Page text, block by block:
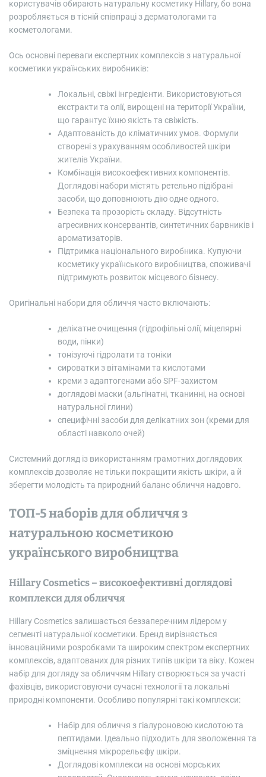
користувачів обирають натуральну косметику Hillary, бо вона
розробляється в тісній співпраці з дерматологами та
косметологами.
Ось основні переваги експертних комплексів з натуральної
косметики українських виробників:
Локальні, свіжі інгредієнти. Використовуються
екстракти та олії, вирощені на території України,
що гарантує їхню якість та свіжість.
Адаптованість до кліматичних умов. Формули
створені з урахуванням особливостей шкіри
жителів України.
Комбінація високоефективних компонентів.
Доглядові набори містять ретельно підібрані
засоби, що доповнюють дію одне одного.
Безпека та прозорість складу. Відсутність
агресивних консервантів, синтетичних барвників і
ароматизаторів.
Підтримка національного виробника. Купуючи
косметику українського виробництва, споживачі
підтримують розвиток місцевого бізнесу.
Оригінальні набори для обличчя часто включають:
делікатне очищення (гідрофільні олії, міцелярні
води, пінки)
тонізуючі гідролати та тоніки
сироватки з вітамінами та кислотами
креми з адаптогенами або SPF-захистом
доглядові маски (альгінатні, тканинні, на основі
натуральної глини)
специфічні засоби для делікатних зон (креми для
області навколо очей)
Системний догляд із використанням грамотних доглядових
комплексів дозволяє не тільки покращити якість шкіри, а й
зберегти молодість та природний баланс обличчя надовго.
ТОП-5 наборів для обличчя з
натуральною косметикою
українського виробництва
Hillary Cosmetics – високоефективні доглядові
комплекси для обличчя
Hillary Cosmetics залишається беззаперечним лідером у
сегменті натуральної косметики. Бренд вирізняється
інноваційними розробками та широким спектром експертних
комплексів, адаптованих для різних типів шкіри та віку. Кожен
набір для догляду за обличчям Hillary створюється за участі
фахівців, використовуючи сучасні технології та локальні
природні компоненти. Особливо популярні такі комплекси:
Набір для обличчя з гіалуроновою кислотою та
пептидами. Ідеально підходить для зволоження та
зміцнення мікрорельєфу шкіри.
Доглядові комплекси на основі морських